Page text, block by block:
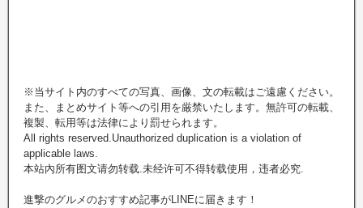
※当サイト内のすべての写真、画像、文の転載はご遠慮ください。
また、まとめサイト等への引用を厳禁いたします。無許可の転載、
複製、転用等は法律により罰せられます。
All rights reserved.Unauthorized duplication is a violation of
applicable laws.
本站內所有图文请勿转载.未经许可不得转载使用，违者必究.
進撃のグルメのおすすめ記事がLINEに届きます！